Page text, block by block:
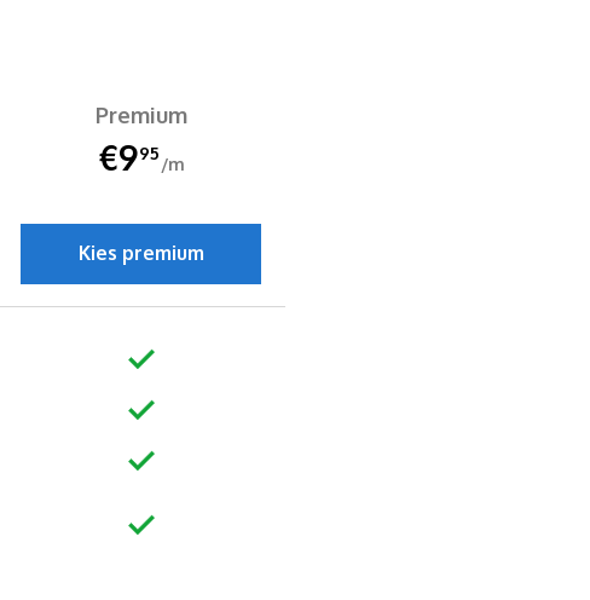
Premium
€995
/m
Kies premium